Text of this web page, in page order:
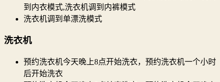
到内衣模式,洗衣机调到内裤模式
洗衣机调到单漂洗模式
洗衣机
预约洗衣机今天晚上8点开始洗衣，预约洗衣机一个小时
后开始洗衣